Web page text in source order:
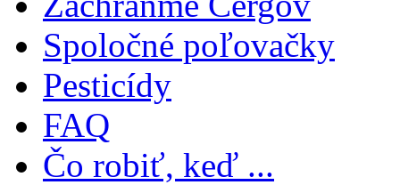
Spoločné poľovačky
Pesticídy
FAQ
Čo robiť, keď ...